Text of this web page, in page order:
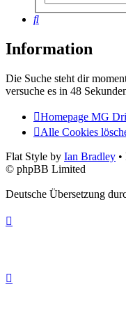
Suche
Information
Die Suche steht dir
versuche es in 48
Homepage MG
Alle Cookies
Flat Style by Ian Bradley
© phpBB Limited
Deutsche Übersetzung